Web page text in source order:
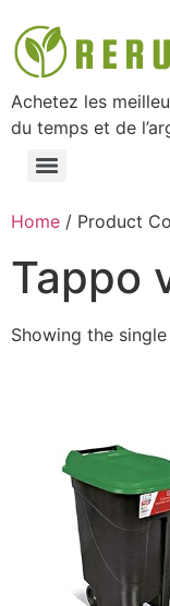
Achetez les
du temps et de
Home / Product
Tappo
Showing the